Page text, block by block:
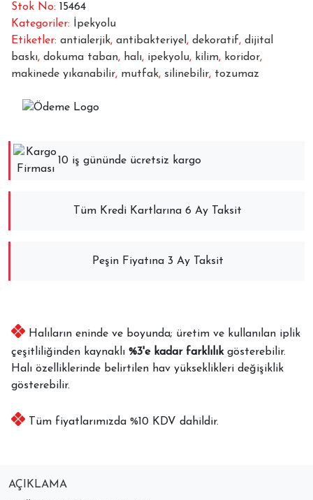
Stok No: 15464
Kategoriler:
İpekyolu
Etiketler: antialerjik, antibakteriyel , dekoratif, dijital
baskı, dokuma taban, halı, ipekyolu, kilim, koridor,
makinede yıkanabilir, mutfak, silinebilir, tozumaz
10 iş gününde ücretsiz kargo
Tüm Kredi Kartlarına 6 Ay Taksit
Peşin Fiyatına 3 Ay Taksit
Halıların eninde ve boyunda; üretim ve kullanılan iplik
çeşitliliğinden kaynaklı %3'e kadar farklılıkgösterebilir.
Halı özelliklerinde belirtilen hav yükseklikleri değişiklik
gösterebilir.
Tüm fiyatlarımızda %10 KDV dahildir.
AÇIKLAMA